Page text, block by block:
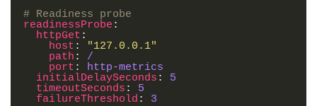
# Readiness probe
readinessProbe :
httpGet :
host :
"127.0.0.1"
path :
/
port :
http-metrics
initialDelaySeconds :
5
timeoutSeconds :
5
failureThreshold :
3